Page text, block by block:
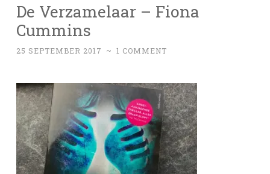
De Verzamelaar – Fiona
Cummins
25 SEPTEMBER 2017 ~ 1 COMMENT